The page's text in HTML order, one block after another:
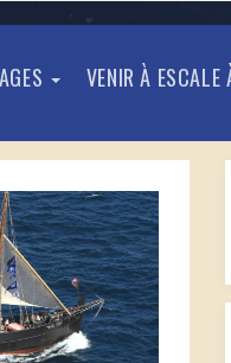
VENIR À ESCALE